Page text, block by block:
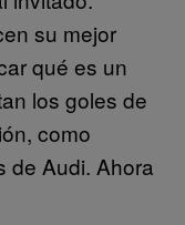
su mejor
qué es un
los goles de
como
de Audi. Ahora